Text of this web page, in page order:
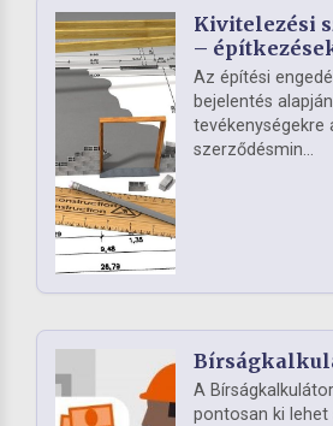
Kivitelezési
–
Az építési
bejelentés
tevékenységekre
szerződésmin...
A
pontosan ki